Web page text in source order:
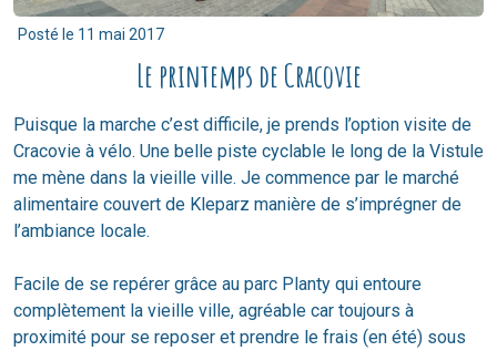
Posté le 11 mai 2017
Le printemps de Cracovie
Puisque la marche c’est difficile, je prends l’option visite de
Cracovie à vélo. Une belle piste cyclable le long de la Vistule
me mène dans la vieille ville. Je commence par le marché
alimentaire couvert de Kleparz manière de s’imprégner de
l’ambiance locale.
Facile de se repérer grâce au parc Planty qui entoure
complètement la vieille ville, agréable car toujours à
proximité pour se reposer et prendre le frais (en été) sous